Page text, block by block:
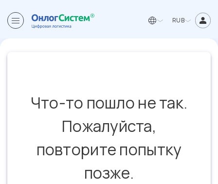
RUB
Что-то пошло не так.
Пожалуйста,
повторите попытку
позже.